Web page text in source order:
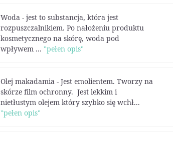
Woda - jest to substancja, która jest
rozpuszczalnikiem. Po nałożeniu produktu
kosmetycznego na skórę, woda pod
wpływem ... "pełen opis"
Olej makadamia - Jest emolientem. Tworzy na
skórze film ochronny. Jest lekkim i
nietłustym olejem który szybko się wchł...
"pełen opis"